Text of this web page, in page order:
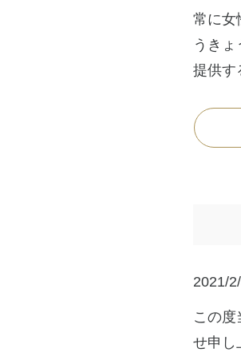
常に女
うき
提供
2021/
この
せ申し